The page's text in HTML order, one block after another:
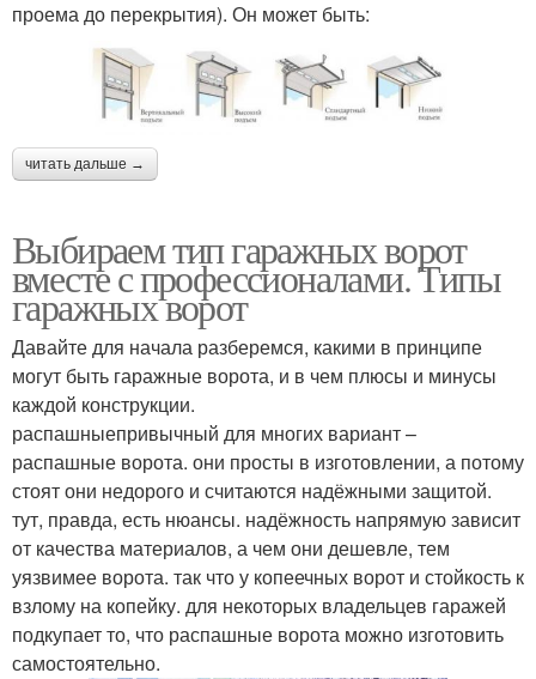
проема до перекрытия). Он может быть:
читать дальше →
Выбираем тип гаражных ворот
вместе с профессионалами. Типы
гаражных ворот
Давайте для начала разберемся, какими в принципе
могут быть гаражные ворота, и в чем плюсы и минусы
каждой конструкции.
распашныепривычный для многих вариант –
распашные ворота. они просты в изготовлении, а потому
стоят они недорого и считаются надёжными защитой.
тут, правда, есть нюансы. надёжность напрямую зависит
от качества материалов, а чем они дешевле, тем
уязвимее ворота. так что у копеечных ворот и стойкость к
взлому на копейку. для некоторых владельцев гаражей
подкупает то, что распашные ворота можно изготовить
самостоятельно.